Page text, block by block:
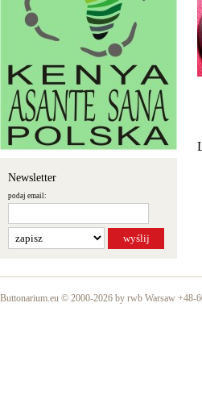
Newsletter
podaj email:
Buttonarium.eu © 2000-2026 by rwb Warsaw +48-